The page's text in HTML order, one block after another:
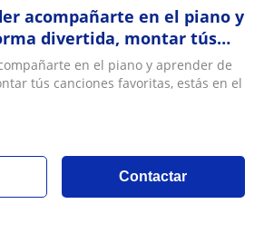
acompañarte en el piano y
divertida, montar tús
estás en el lugar correcto
en el piano y aprender de
tús canciones favoritas, estás en el
Contactar